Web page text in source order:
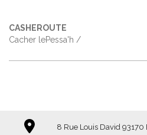
CASHEROUTE
Cacher lePessa'h /
8 Rue Louis David 93170